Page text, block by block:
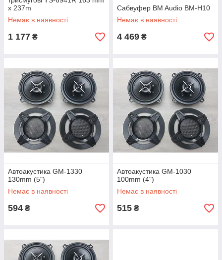
x 237m
Немає в наявності
1 177 ₴
Cабвуфер BM Audio BM-H10
Немає в наявності
4 469 ₴
Автоакустика GM-1330
130mm (5")
Немає в наявності
594 ₴
Автоакустика GM-1030
100mm (4")
Немає в наявності
515 ₴